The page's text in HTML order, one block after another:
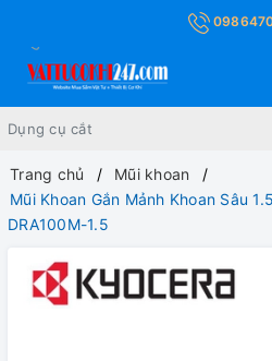
Trang chủ
Mũi khoan
Mũi Khoan Gắn Mảnh Khoan Sâu
DRA100M-1.5